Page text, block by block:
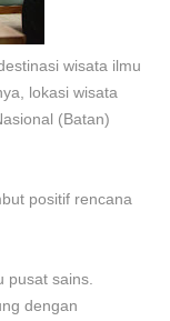
wisata ilmu
lokasi wisata
(Batan)
positif rencana
pusat sains.
dengan